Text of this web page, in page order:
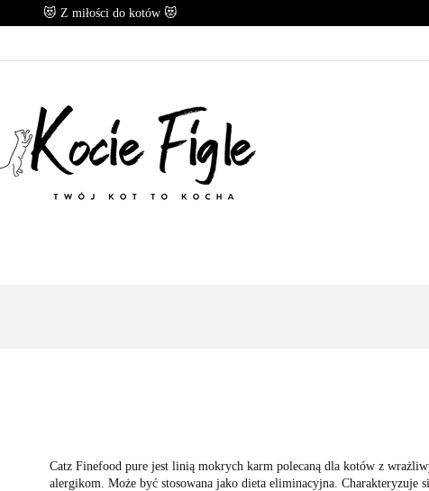
😻 Z miłości do kotów 😻
POLECANE KARMY PRZYSMAKI B.A.R.F
Catz Finefood pure jest linią mokrych karm polecaną dla kotów z
alergikom. Może być stosowana jako dieta eliminacyjna. Charakteryzuje